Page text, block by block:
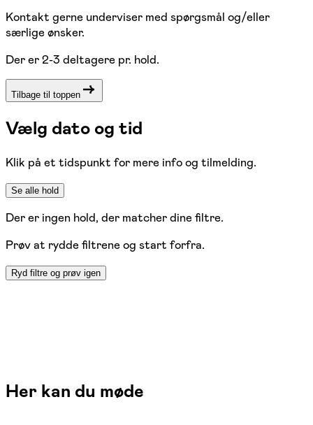
Kontakt gerne underviser med spørgsmål og/eller
særlige ønsker.
Der er 2-3 deltagere pr. hold.
Tilbage til toppen
Vælg dato og tid
Klik på et tidspunkt for mere info og tilmelding.
Se alle hold
Der er ingen hold, der matcher dine filtre.
Prøv at rydde filtrene og start forfra.
Ryd filtre og prøv igen
Her kan du møde